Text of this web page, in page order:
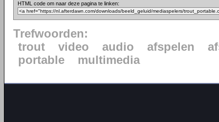
HTML code om naar deze pagina te linken:
Trefwoorden:
trout
video audio afspelen
portable
multimedia